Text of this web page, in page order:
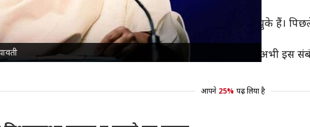
अखिलेश यादव भी विधानसभा चुनाव न लड़ने
का ऐलान कर चुके हैं।
पूरी तरह से पक्का नहीं है और उनकी पार्टी ने कहा है कि उसने अभी इस
आपने 25% पढ़ लिया है